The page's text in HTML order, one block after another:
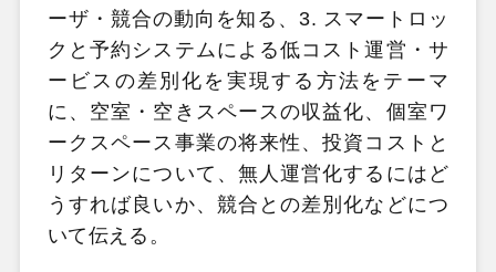
ーザ・競合の動向を知る、3. スマートロッ
クと予約システムによる低コスト運営・サ
ービスの差別化を実現する方法をテーマ
に、空室・空きスペースの収益化、個室ワ
ークスペース事業の将来性、投資コストと
リターンについて、無人運営化するにはど
うすれば良いか、競合との差別化などにつ
いて伝える。